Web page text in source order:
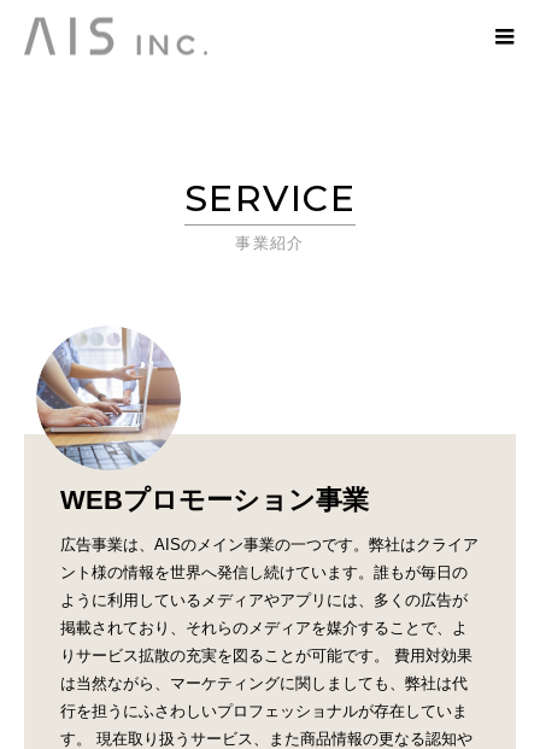
SERVICE
事業紹介
WEBプロモーション事業
広告事業は、AISのメイン事業の一つです。弊社はクライア
ント様の情報を世界へ発信し続けています。誰もが毎日の
ように利用しているメディアやアプリには、多くの広告が
掲載されており、それらのメディアを媒介することで、よ
りサービス拡散の充実を図ることが可能です。 費用対効果
は当然ながら、マーケティングに関しましても、弊社は代
行を担うにふさわしいプロフェッショナルが存在していま
す。 現在取り扱うサービス、また商品情報の更なる認知や